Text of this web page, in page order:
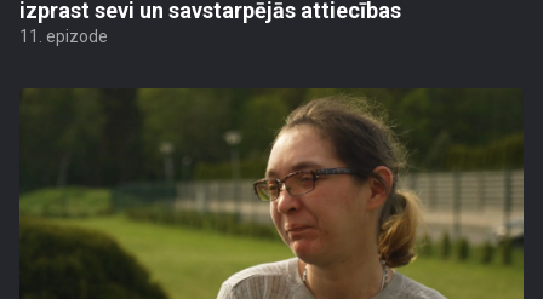
izprast sevi un savstarpējās attiecības
11. epizode